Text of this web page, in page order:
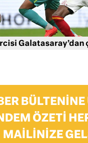
Galatasaray’dan
BÜLTENINE
ÖZETI
MAILINIZE